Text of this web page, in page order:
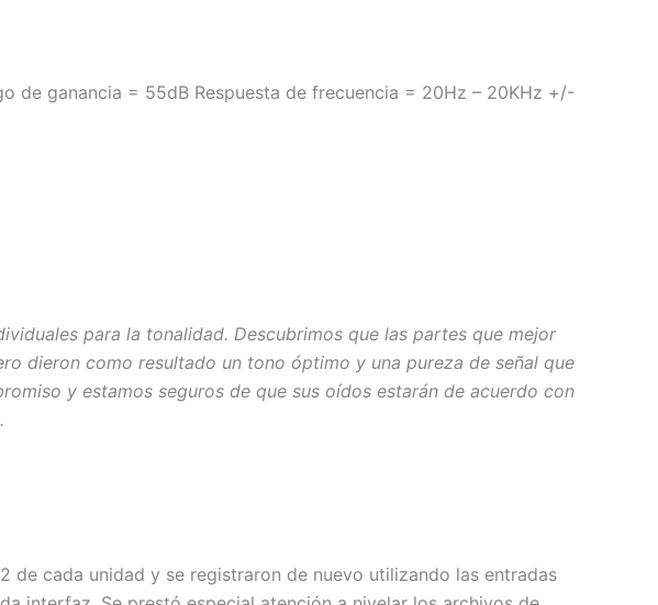
de ganancia = 55dB Respuesta de frecuencia = 20Hz – 20KHz +/-
para la tonalidad. Descubrimos que las partes que mejor
dieron como resultado un tono óptimo y una pureza de señal que
y estamos seguros de que sus oídos estarán de acuerdo con
de cada unidad y se registraron de nuevo utilizando las entradas